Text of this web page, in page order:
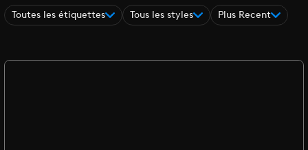
Toutes les étiquettes Tous les styles Plus Recent